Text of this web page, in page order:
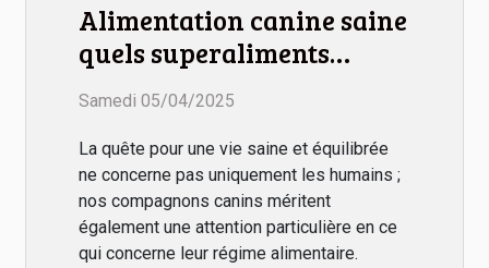
Alimentation canine saine
quels superaliments
intégrer au régime de
votre chien pour booster
sa santé
Samedi 05/04/2025
La quête pour une vie saine et équilibrée
ne concerne pas uniquement les humains ;
nos compagnons canins méritent
également une attention particulière en ce
qui concerne leur régime alimentaire.